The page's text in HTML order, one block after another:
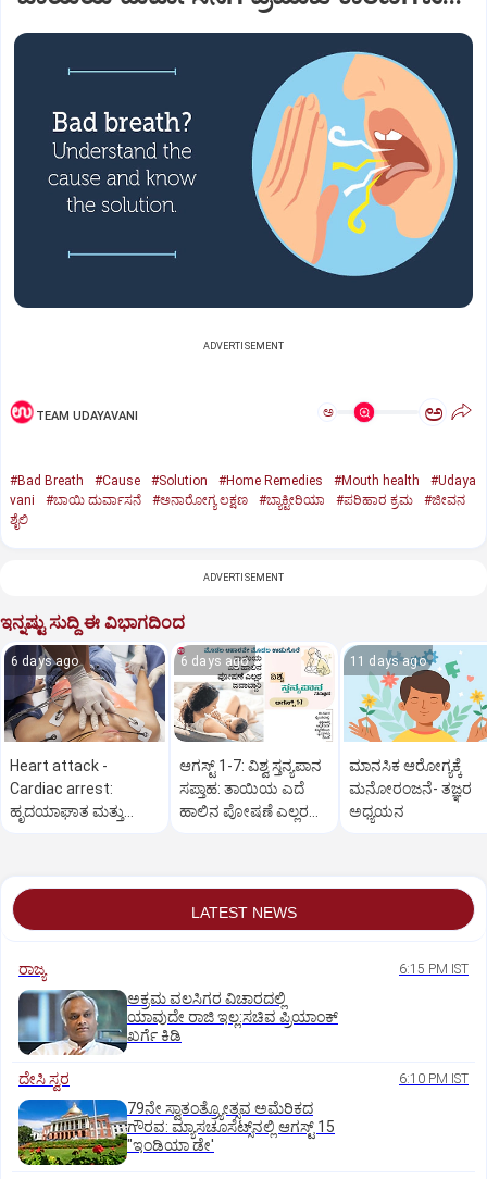
ADVERTISEMENT
TEAM UDAYAVANI ಅ ಅ
#Bad Breath #Cause #Solution #Home Remedies #Mouth health
#Udaya
vani
#ಬಾಯಿ ದುರ್ವಾಸನೆ #ಅನಾರೋಗ್ಯ ಲಕ್ಷಣ #ಬ್ಯಾಕ್ಟೀರಿಯಾ #ಪರಿಹಾರ ಕ್ರಮ
#ಜೀವನ
ಶೈಲಿ
ADVERTISEMENT
ಇನ್ನಷ್ಟು ಸುದ್ದಿ ಈ ವಿಭಾಗದಿಂದ
6 days ago
Heart attack -
Cardiac arrest:
ಹೃದಯಾಘಾತ ಮತ್ತು
6 days ago
ಆಗಸ್ಟ್‌ 1-7: ವಿಶ್ವ ಸ್ತನ್ಯಪಾನ
ಸಪ್ತಾಹ: ತಾಯಿಯ ಎದೆ
ಹಾಲಿನ ಪೋಷಣೆ ಎಲ್ಲರ
11 days ago
ಮಾನಸಿಕ ಆರೋಗ್ಯಕ್ಕೆ
ಮನೋರಂಜನೆ- ತಜ್ಞರ
ಅಧ್ಯಯನ
LATEST NEWS
ರಾಜ್ಯ 6:15 PM IST
ಅಕ್ರಮ ವಲಸಿಗರ ವಿಚಾರದಲ್ಲಿ
ಯಾವುದೇ ರಾಜಿ ಇಲ್ಲ:ಸಚಿವ ಪ್ರಿಯಾಂಕ್
ಖರ್ಗೆ ಕಿಡಿ
ದೇಸಿ ಸ್ವರ 6:10 PM IST
79ನೇ ಸ್ವಾತಂತ್ರ್ಯೋತ್ಸವ ಅಮೆರಿಕದ
ಗೌರವ: ಮ್ಯಾಸಚೂಸೆಟ್ಸ್‌ನಲ್ಲಿ ಆಗಸ್ಟ್‌ 15
"ಇಂಡಿಯಾ ಡೇ'